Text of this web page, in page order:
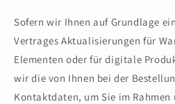
Sofern wir Ihnen auf Grundlage
Vertrages Aktualisierungen für
Elementen oder für digitale
wir die von Ihnen bei der
Kontaktdaten, um Sie im Rahmen